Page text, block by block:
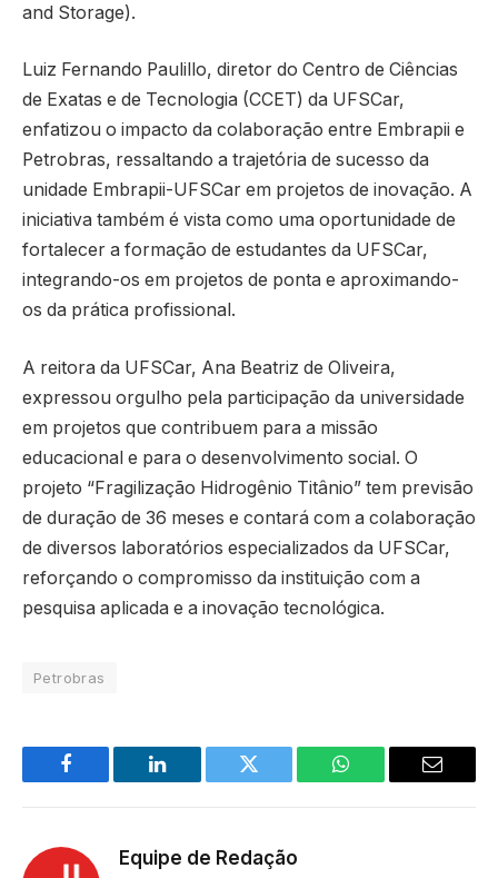
and Storage).
Luiz Fernando Paulillo, diretor do Centro de Ciências
de Exatas e de Tecnologia (CCET) da UFSCar,
enfatizou o impacto da colaboração entre Embrapii e
Petrobras, ressaltando a trajetória de sucesso da
unidade Embrapii-UFSCar em projetos de inovação. A
iniciativa também é vista como uma oportunidade de
fortalecer a formação de estudantes da UFSCar,
integrando-os em projetos de ponta e aproximando-
os da prática profissional.
A reitora da UFSCar, Ana Beatriz de Oliveira,
expressou orgulho pela participação da universidade
em projetos que contribuem para a missão
educacional e para o desenvolvimento social. O
projeto “Fragilização Hidrogênio Titânio” tem previsão
de duração de 36 meses e contará com a colaboração
de diversos laboratórios especializados da UFSCar,
reforçando o compromisso da instituição com a
pesquisa aplicada e a inovação tecnológica.
Petrobras
Facebook LinkedIn Twitter WhatsApp Email
Equipe de Redação